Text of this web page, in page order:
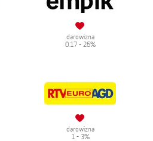
darowizna
0.17 - 25%
darowizna
1 - 3%